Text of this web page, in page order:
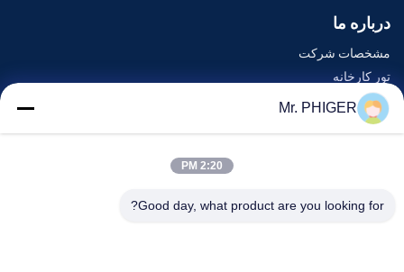
درباره ما
مشخصات شرکت
تور کارخانه
کنترل کیفیت
نقشه سایت
رویدادها
Mr. PHIGER
2:20 PM
Good day, what product are you looking for?